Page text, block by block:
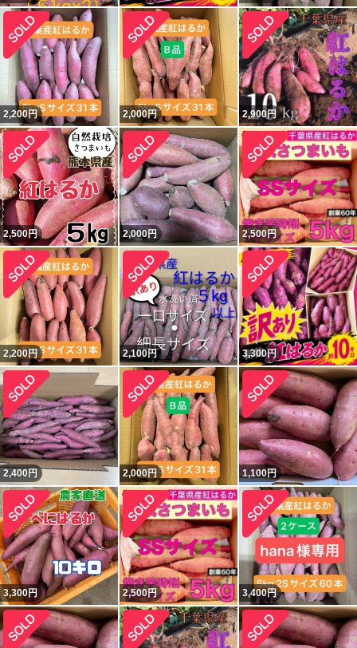
2,200円 2,000円 2,900円
2,500円 2,000円 2,500円
2,200円 2,100円 3,300円
2,400円 2,000円 1,100円
3,300円 2,500円 3,400円